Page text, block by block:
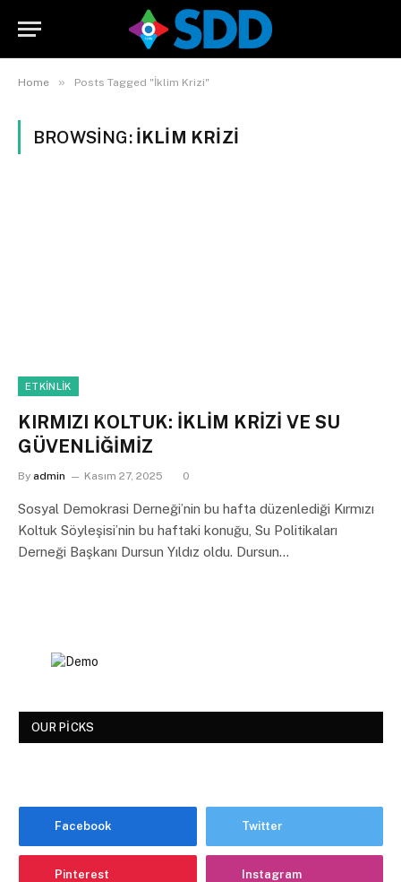
Home » Posts Tagged "İklim Krizi"
BROWSING: İKLIM KRIZI
ETKINLIK
KIRMIZI KOLTUK: İKLİM KRİZİ VE SU
GÜVENLİĞİMİZ
By admin Kasım 27, 2025 0
Sosyal Demokrasi Derneği’nin bu hafta düzenlediği Kırmızı
Koltuk Söyleşisi’nin bu haftaki konuğu, Su Politikaları
Derneği Başkanı Dursun Yıldız oldu. Dursun…
OUR PICKS
Facebook Twitter
Pinterest Instagram